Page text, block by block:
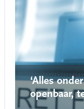
‘Alles
openbaar,